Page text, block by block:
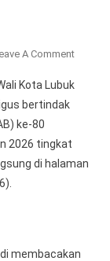
A CommentOn
Wali
Pimpin
Kota Lubuk
bertindak
ke-80
2026 tingkat
di halaman
membacakan